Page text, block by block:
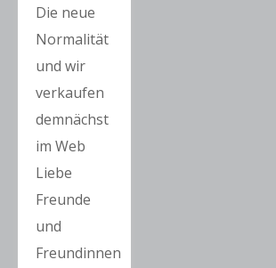
Die neue
Normalität
und wir
verkaufen
demnächst
im Web
Liebe
Freunde
und
Freundinnen